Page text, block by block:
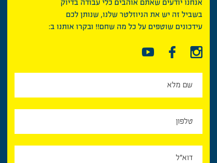
אנחנו יודעים שאתם אוהבים כלי עבודה בדיוק
בשביל זה יש את הניוזלטר שלנו, שנותן לכם
עידכונים שוטפים על כל מה שחם!! ובקרו אותנו ב: